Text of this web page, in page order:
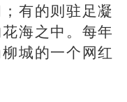
有的则驻足凝
海之中。每年
城的一个网红